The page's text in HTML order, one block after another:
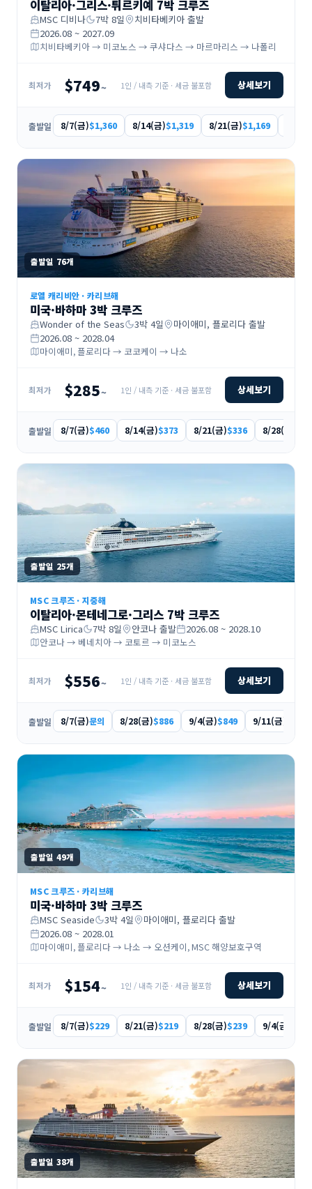
이탈리아·그리스·튀르키예 7박 크루즈
MSC 디비나 7박 8일 치비타베키아 출발
2026.08 ~ 2027.09
치비타베키아 → 미코노스 → 쿠샤다스 → 마르마리스 → 나폴리
최저가 $749~ 1인 / 내측 기준 · 세금 불포함 상세보기
출발일 8/7(금)$1,360 8/14(금)$1,319 8/21(금)$1,169
출발일 76개
로열 캐리비안·카리브해
미국·바하마 3박 크루즈
Wonder of the Seas 3박 4일 마이애미, 플로리다 출발
2026.08 ~ 2028.04
마이애미, 플로리다 → 코코케이 → 나소
최저가 $285~ 1인 / 내측 기준 · 세금 불포함 상세보기
출발일 8/7(금)$460 8/14(금)$373 8/21(금)$336 8/28(금)
출발일 25개
MSC 크루즈·지중해
이탈리아·몬테네그로·그리스 7박 크루즈
MSC Lirica 7박 8일 안코나 출발
2026.08 ~ 2028.10
안코나 → 베네치아 → 코토르 → 미코노스
최저가 $556~ 1인 / 내측 기준 · 세금 불포함 상세보기
출발일 8/7(금)문의 8/28(금)$886 9/4(금)$849 9/11(금)
출발일 49개
MSC 크루즈·카리브해
미국·바하마 3박 크루즈
MSC Seaside 3박 4일 마이애미, 플로리다 출발
2026.08 ~ 2028.01
마이애미, 플로리다 → 나소 → 오션케이, MSC 해양보호구역
최저가 $154~ 1인 / 내측 기준 · 세금 불포함 상세보기
출발일 8/7(금)$229 8/21(금)$219 8/28(금)$239 9/4(금)
출발일 38개